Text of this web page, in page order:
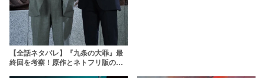
【全話ネタバレ】『九条の大罪』最
終回を考察！原作とネトフリ版の違